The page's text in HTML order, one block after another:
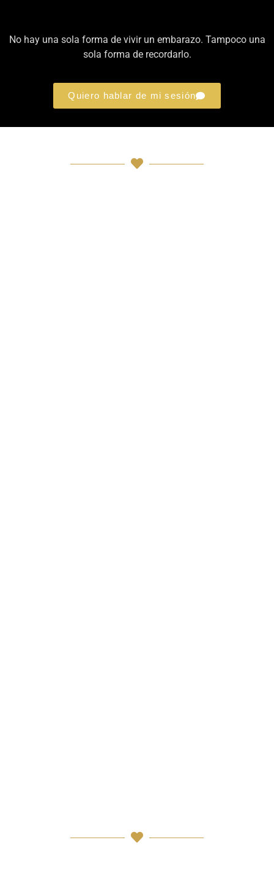
No hay una sola forma de vivir un embarazo. Tampoco una
sola forma de recordarlo.
Quiero hablar de mi sesión